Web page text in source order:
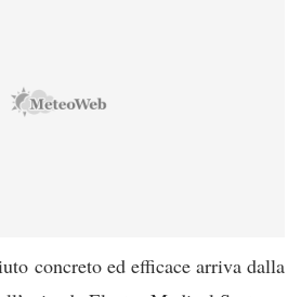
concreto ed efficace arriva dalla